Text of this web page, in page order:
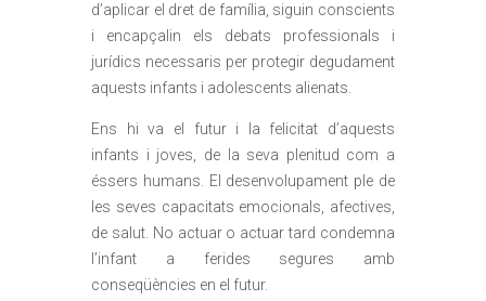
d’aplicar el dret de família, siguin conscients
i encapçalin els debats professionals i
jurídics necessaris per protegir degudament
aquests infants i adolescents alienats.
Ens hi va el futur i la felicitat d’aquests
infants i joves, de la seva plenitud com a
éssers humans. El desenvolupament ple de
les seves capacitats emocionals, afectives,
de salut. No actuar o actuar tard condemna
l’infant a ferides segures amb
conseqüències en el futur.